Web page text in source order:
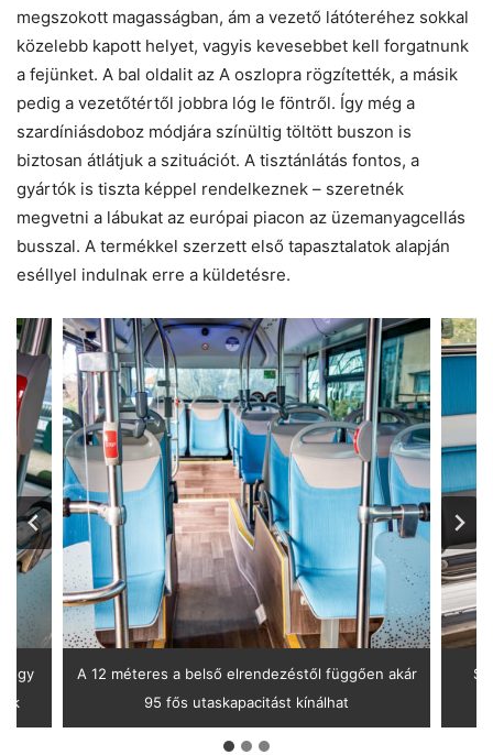
megszokott magasságban, ám a vezető látóteréhez sokkal
közelebb kapott helyet, vagyis kevesebbet kell forgatnunk
a fejünket. A bal oldalit az A oszlopra rögzítették, a másik
pedig a vezetőtértől jobbra lóg le föntről. Így még a
szardíniásdoboz módjára színültig töltött buszon is
biztosan átlátjuk a szituációt. A tisztánlátás fontos, a
gyártók is tiszta képpel rendelkeznek – szeretnék
megvetni a lábukat az európai piacon az üzemanyagcellás
busszal. A termékkel szerzett első tapasztalatok alapján
eséllyel indulnak erre a küldetésre.
egy
A 12 méteres a belső elrendezéstől függően akár
95 fős utaskapacitást kínálhat